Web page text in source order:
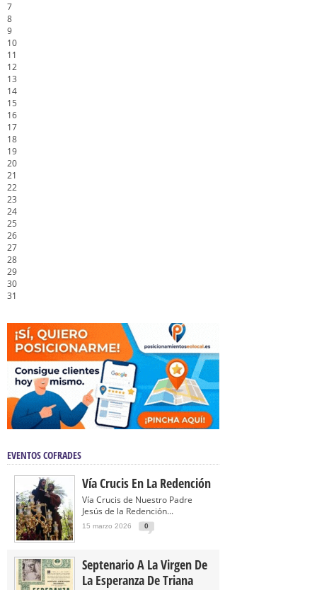
7
8
9
10
11
12
13
14
15
16
17
18
19
20
21
22
23
24
25
26
27
28
29
30
31
EVENTOS COFRADES
Vía Crucis En La Redención
Vía Crucis de Nuestro Padre
Jesús de la Redención...
15 marzo 2026 0
Septenario A La Virgen De
La Esperanza De Triana